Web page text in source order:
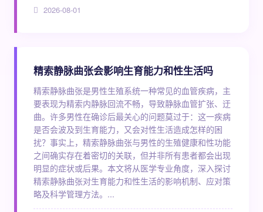
2026-08-01
精索静脉曲张会影响生育能力和性生活吗
精索静脉曲张是男性生殖系统一种常见的血管疾病，主
要表现为精索内静脉回流不畅，导致静脉血管扩张、迂
曲。许多男性在确诊后最关心的问题莫过于：这一疾病
是否会波及到生育能力，又会对性生活造成怎样的困
扰？事实上，精索静脉曲张与男性的生殖健康和性功能
之间确实存在着密切的关联，但并非所有患者都会出现
明显的症状或后果。本文将从医学专业角度，深入探讨
精索静脉曲张对生育能力和性生活的影响机制、应对策
略及科学管理方法。...